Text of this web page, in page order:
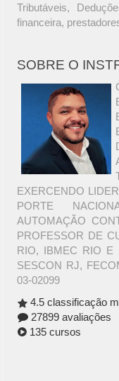
Tributáveis,
financeira,
SOBRE O
EXERCENDO
PORTE
AUTOMAÇÃO
PROFESSOR DE
RIO, IBMEC RIO E
SESCON RJ,
03-02099
4.5 classificação
27899 avaliações
135 cursos